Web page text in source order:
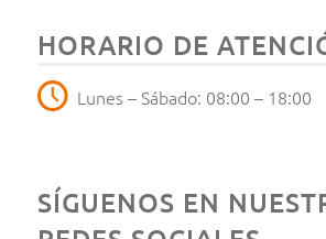
HORARIO DE
Lunes – Sábado: 08:00 – 18:00
SÍGUENOS EN